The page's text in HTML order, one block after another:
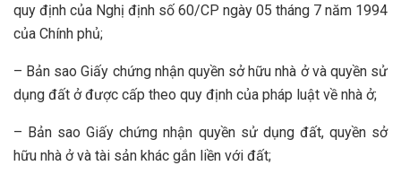
quy định của Nghị định số 60/CP ngày 05 tháng 7 năm 1994
của Chính phủ;
– Bản sao Giấy chứng nhận quyền sở hữu nhà ở và quyền sử
dụng đất ở được cấp theo quy định của pháp luật về nhà ở;
– Bản sao Giấy chứng nhận quyền sử dụng đất, quyền sở
hữu nhà ở và tài sản khác gắn liền với đất;